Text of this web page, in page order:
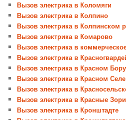
Вызов электрика в Коломяги
Вызов электрика в Колпино
Вызов электрика в Колпинском
Вызов электрика в Комарово
Вызов электрика в
Вызов электрика в
Вызов электрика в Красном Бору
Вызов электрика в Красном Селе
Вызов электрика в
Вызов электрика в Красные
Вызов электрика в Кронштадте